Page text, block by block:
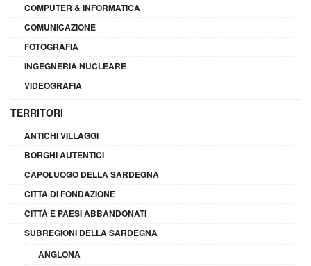
COMPUTER & INFORMATICA
COMUNICAZIONE
FOTOGRAFIA
INGEGNERIA NUCLEARE
VIDEOGRAFIA
TERRITORI
ANTICHI VILLAGGI
BORGHI AUTENTICI
CAPOLUOGO DELLA SARDEGNA
CITTÀ DI FONDAZIONE
CITTÀ E PAESI ABBANDONATI
SUBREGIONI DELLA SARDEGNA
ANGLONA